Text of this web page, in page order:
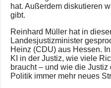
hat. Außerdem diskutieren
gibt.
Reinhard Müller hat in
Landesjustizminister
Heinz (CDU) aus Hessen.
KI in der Justiz, wie viele
braucht – und wie die
Politik immer mehr neues